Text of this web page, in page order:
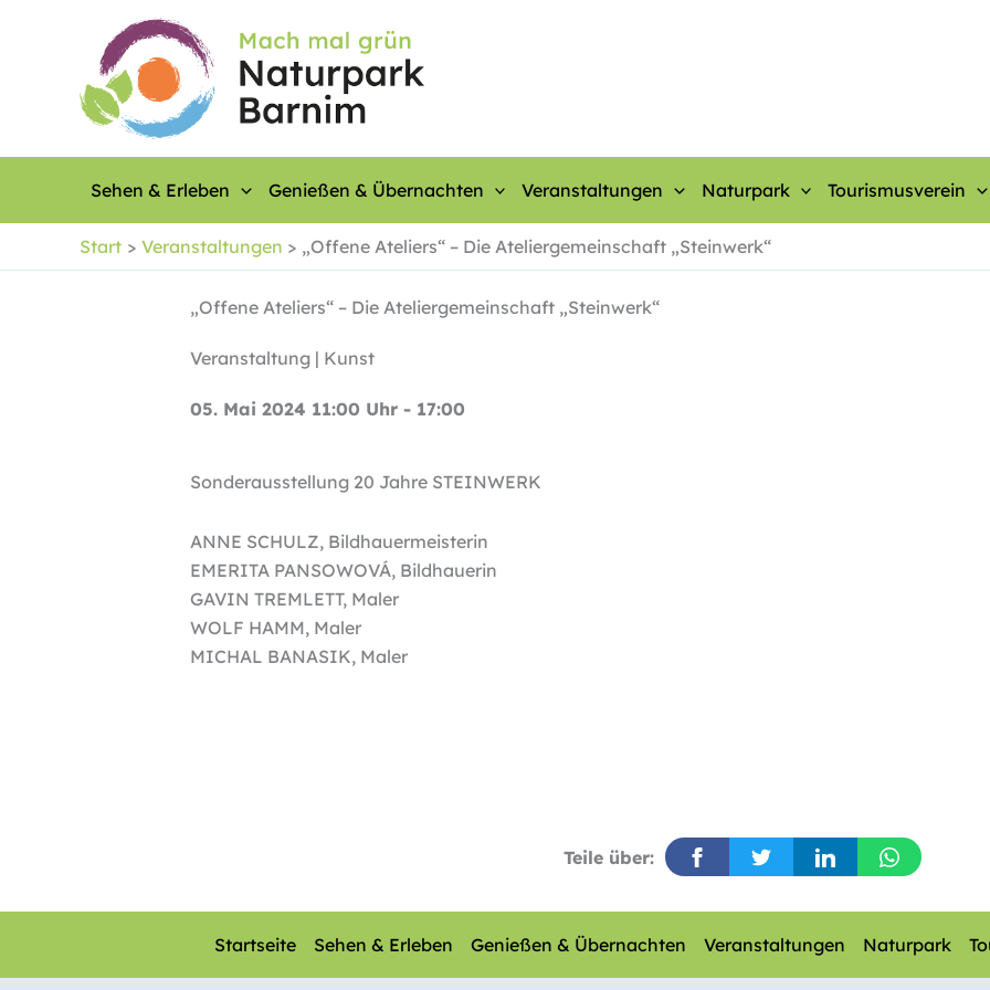
Sehen & Erleben Genießen & Übernachten Veranstaltungen Naturpark Tourismusverein
Start Veranstaltungen „Offene Ateliers“ – Die Ateliergemeinschaft „Steinwerk“
„Offene Ateliers“ – Die Ateliergemeinschaft „Steinwerk“
Veranstaltung | Kunst
05. Mai 2024 11:00 Uhr - 17:00
Sonderausstellung 20 Jahre STEINWERK
ANNE SCHULZ, Bildhauermeisterin
EMERITA PANSOWOVÁ, Bildhauerin
GAVIN TREMLETT, Maler
WOLF HAMM, Maler
MICHAL BANASIK, Maler
Teile über:
Startseite Sehen & Erleben Genießen & Übernachten Veranstaltungen Naturpark